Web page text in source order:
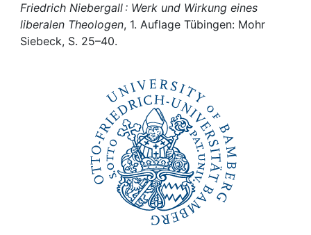
Help
Friedrich Niebergall : Werk und Wirkung eines
liberalen Theologen, 1. Auflage Tübingen: Mohr
Siebeck, S. 25–40.